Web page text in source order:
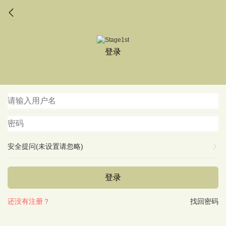
登录
安全提问(未设置请忽略)
登录
找回密码
还没有注册？